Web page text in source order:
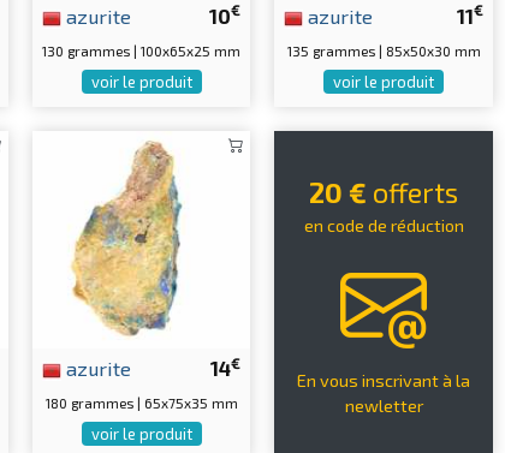
10€
azurite
130 grammes | 100x65x25 mm
voir le produit
11€
azurite
135 grammes | 85x50x30 mm
voir le produit
14€
azurite
180 grammes | 65x75x35 mm
voir le produit
20 € offerts
en code de réduction
En vous inscrivant à la
newletter